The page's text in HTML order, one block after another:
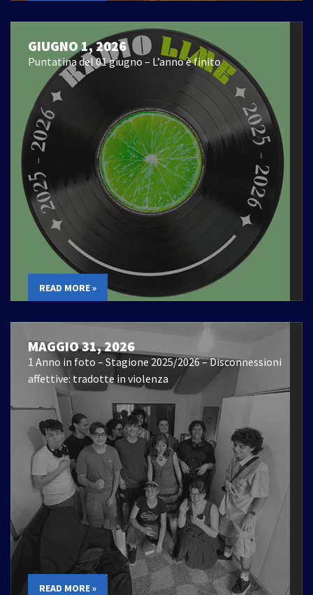
GIUGNO 1, 2026
Puntatina del 01 giugno – L’anno è finito
READ MORE »
MAGGIO 31, 2026
1 Anno in foto – Stagione 2025/2026 – Disconnessioni
affettive: tradotte in violenza
READ MORE »